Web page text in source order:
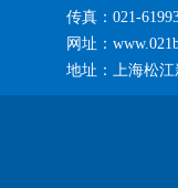
传真：021-
网址：
地址：上海松江